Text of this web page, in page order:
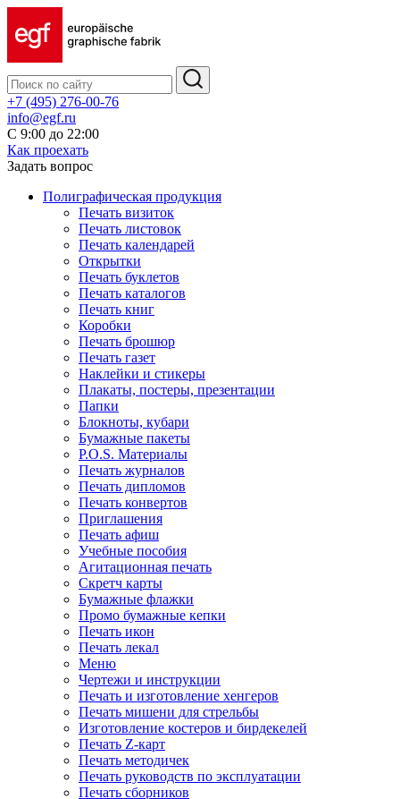
+7 (495) 276-00-76
info@egf.ru
С 9:00 до 22:00
Как проехать
Задать вопрос
Полиграфическая продукция
Печать визиток
Печать листовок
Печать календарей
Открытки
Печать буклетов
Печать каталогов
Печать книг
Коробки
Печать брошюр
Печать газет
Наклейки и стикеры
Плакаты, постеры, презентации
Папки
Блокноты, кубари
Бумажные пакеты
P.O.S. Материалы
Печать журналов
Печать дипломов
Печать конвертов
Приглашения
Печать афиш
Учебные пособия
Агитационная печать
Скретч карты
Бумажные флажки
Промо бумажные кепки
Печать икон
Печать лекал
Меню
Чертежи и инструкции
Печать и изготовление хенгеров
Печать мишени для стрельбы
Изготовление костеров и бирдекелей
Печать Z-карт
Печать методичек
Печать руководств по эксплуатации
Печать сборников